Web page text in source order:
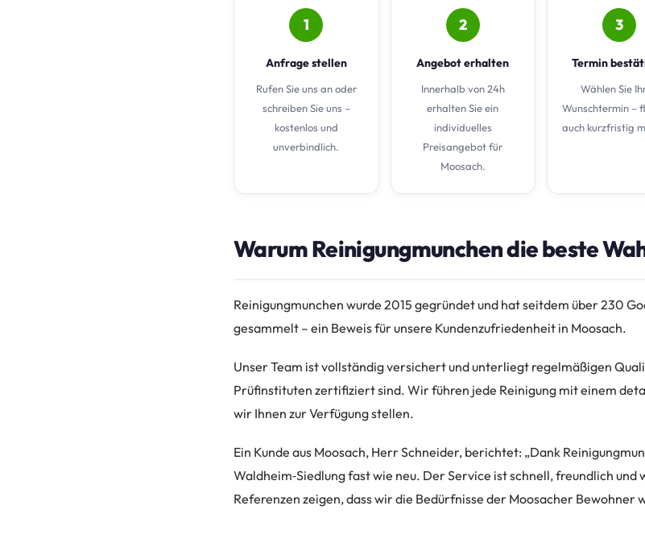
1
Anfrage stellen
Rufen Sie uns an oder
schreiben Sie uns –
kostenlos und
unverbindlich.
2
Angebot erhalten
Innerhalb von 24h
erhalten Sie ein
individuelles
Preisangebot für
Moosach.
3
Termin
Wählen Sie
Wunschtermin –
auch kurzfristig
Warum Reinigungmunchen die beste
Reinigungmunchen wurde 2015 gegründet und hat seitdem über 230
gesammelt – ein Beweis für unsere Kundenzufriedenheit in Moosach.
Unser Team ist vollständig versichert und unterliegt regelmäßigen
Prüfinstituten zertifiziert sind. Wir führen jede Reinigung mit einem
wir Ihnen zur Verfügung stellen.
Ein Kunde aus Moosach, Herr Schneider, berichtet: „Dank
Waldheim‑Siedlung fast wie neu. Der Service ist schnell, freundlich und
Referenzen zeigen, dass wir die Bedürfnisse der Moosacher Bewohner